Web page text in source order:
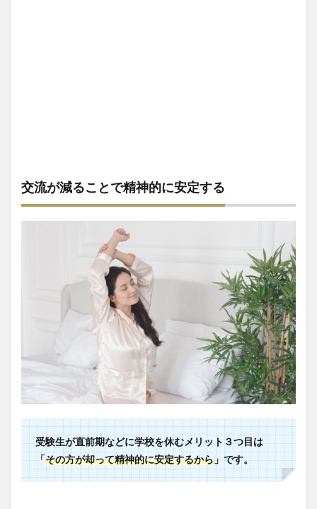
交流が減ることで精神的に安定する
受験生が直前期などに学校を休むメリット３つ目は
「その方が却って精神的に安定するから」です。